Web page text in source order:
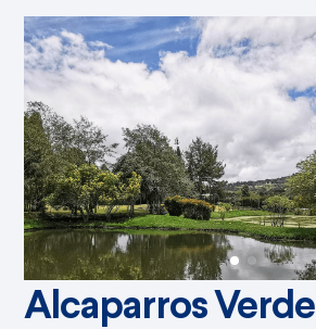
Alcaparros Verde